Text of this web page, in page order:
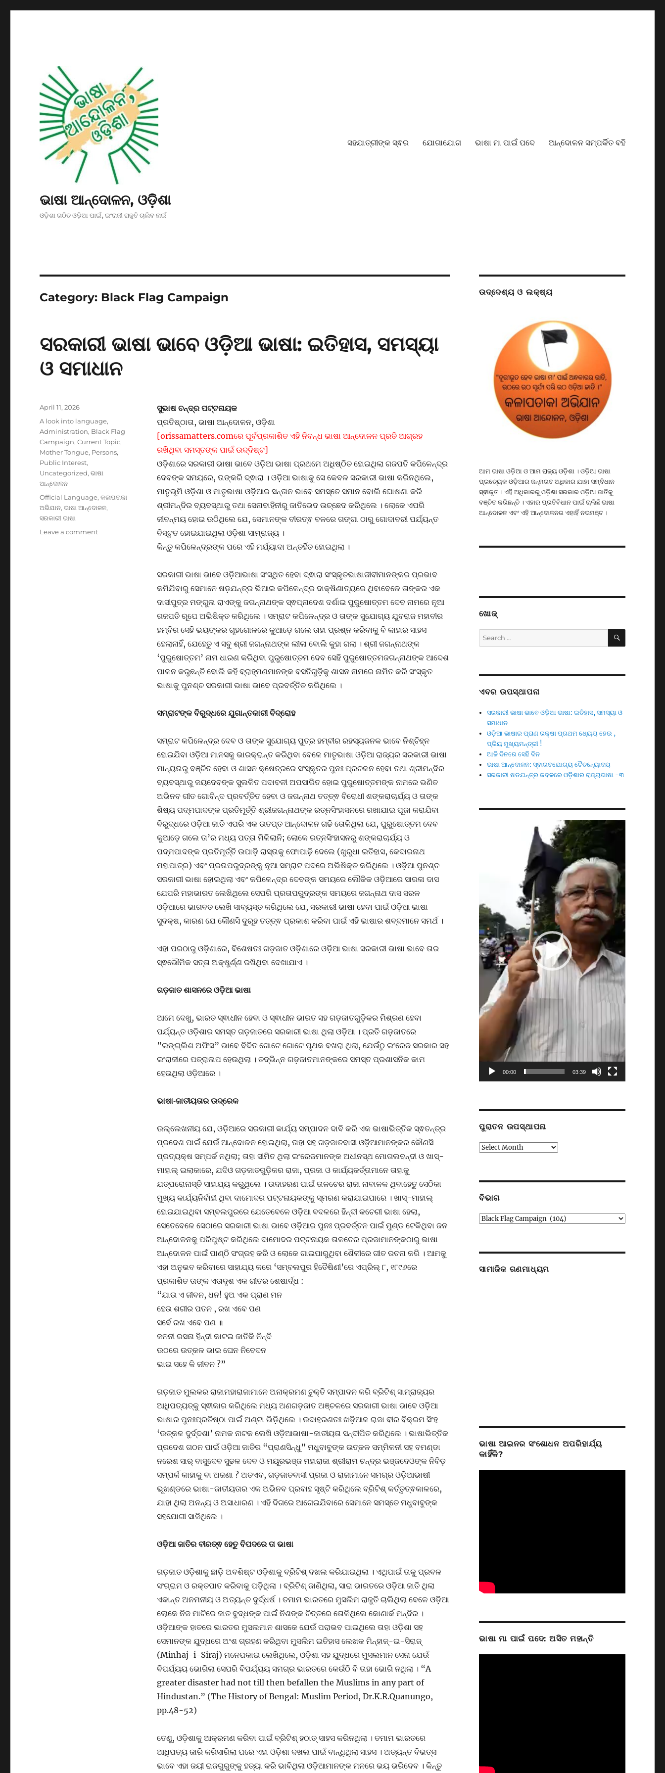
ଭାଷା ଆନ୍ଦୋଳନ, ଓଡ଼ିଶା
ଓଡ଼ିଶା ଗଠିତ ଓଡ଼ିଆ ପାଇଁ, ଇଂରାଜୀ ରାଜୁତି ଚାଲିବ ନାଇଁ
ସହଯାତ୍ରୀଙ୍କ ସ୍ଵର ଯୋଗାଯୋଗ ଭାଷା ମା ପାଇଁ ପଦେ ଆନ୍ଦୋଳନ ସମ୍ପର୍କିତ ବହି
Category: Black Flag Campaign
ସରକାରୀ ଭାଷା ଭାବେ ଓଡ଼ିଆ ଭାଷା: ଇତିହାସ, ସମସ୍ୟା
ଓ ସମାଧାନ
ସୁଭାଷ ଚନ୍ଦ୍ର ପଟ୍ଟନାୟକ
ପ୍ରତିଷ୍ଠାତା, ଭାଷା ଆନ୍ଦୋଳନ, ଓଡ଼ିଶା
[orissamatters.comରେ ପୂର୍ବପ୍ରକାଶିତ ଏହି ନିବନ୍ଧ ଭାଷା ଆନ୍ଦୋଳନ ପ୍ରତି ଆଗ୍ରହ
ରଖିଥିବା ସମସ୍ତଙ୍କ ପାଇଁ ଉଦ୍ଦିଷ୍ଟ]
ଓଡ଼ିଶାରେ ସରକାରୀ ଭାଷା ଭାବେ ଓଡ଼ିଆ ଭାଷା ପ୍ରଥମେ ଅଧିଷ୍ଠିତ ହୋଇଥିଲା ଗଜପତି କପିଳେନ୍ଦ୍ର
ଦେବଙ୍କ ସମୟରେ, ତାଙ୍କରି ଦ୍ଵାରା । ଓଡ଼ିଆ ଭାଷାକୁ ସେ କେବଳ ସରକାରୀ ଭାଷା କରିନଥିଲେ,
ମାତୃଭୂମି ଓଡ଼ିଶା ଓ ମାତୃଭାଷା ଓଡ଼ିଆର ସନ୍ତାନ ଭାବେ ସମସ୍ତେ ସମାନ ବୋଲି ଘୋଷଣା କରି
ଶ୍ରୀମନ୍ଦିର ବ୍ୟବସ୍ଥାରୁ ତଥା ସେନାବାହିନୀରୁ ଜାତିଭେଦ ଉଚ୍ଛେଦ କରିଥିଲେ । ଲୋକେ ଏପରି
ଜୀବନ୍ମୟ ହୋଇ ଉଠିଥିଲେ ଯେ, ସେମାନଙ୍କ ବୀରତ୍ଵ ବଳରେ ଗଙ୍ଗା ଠାରୁ ଗୋଦାବରୀ ପର୍ଯ୍ୟନ୍ତ
ବିସ୍ଟୃତ ହୋଇଯାଇଥିଲା ଓଡ଼ିଶା ସାମ୍ରାଜ୍ୟ ।
କିନ୍ତୁ କପିଳେନ୍ଦ୍ରଙ୍କ ପରେ ଏହି ମର୍ଯ୍ୟାଦା ଅନ୍ତର୍ହିତ ହୋଇଥିଲା ।
ସରକାରୀ ଭାଷା ଭାବେ ଓଡ଼ିଆଭାଷା ସଂସ୍ଥିତ ହେବା ଦ୍ଵାରା ସଂସ୍କୃତଭାଷାଜୀବୀମାନଙ୍କର ପ୍ରଭାବ
କମିଯିବାରୁ ସେମାନେ ଷଡ଼ଯନ୍ତ୍ର ଭିଆଇ କପିଳେନ୍ଦ୍ର ଦାକ୍ଷିଣାତ୍ୟରେ ଥିବାବେଳେ ତାଙ୍କର ଏକ
ଦାସୀପୁତ୍ର ମଙ୍ଗୁଳା ରାଏଙ୍କୁ ଜଗନ୍ନାଥଙ୍କ ସ୍ଵପ୍ନାଦେଶ ଦର୍ଶାଇ ପୁରୁଷୋତ୍ତମ ଦେବ ନାମରେ ନୂଆ
ଗଜପତି ରୂପେ ଅଭିଷିକ୍ତ କରିଥିଲେ । ସମ୍ରାଟ କପିଳେନ୍ଦ୍ର ଓ ତାଙ୍କ ସୁଯୋଗ୍ୟ ଯୁବରାଜ ମହାବୀର
ହମ୍ବିର ସେହି ଭୟଙ୍କର ଗୃହଗୋଳରେ କୁଆଡ଼େ ଗଲେ ତାହା ପ୍ରଶ୍ନ କରିବାକୁ ବି କାହାର ସାହସ
ହେଲାନାହିଁ, ଯେହେତୁ ଏ ସବୁ ଶ୍ରୀ ଜଗନ୍ନାଥଙ୍କ ଲୀଳା ବୋଲି କୁହା ଗଲା । ଶ୍ରୀ ଜଗନ୍ନାଥଙ୍କ
‘ପୁରୁଷୋତ୍ତମ’ ନାମ ଧାରଣ କରିଥିବା ପୁରୁଷୋତ୍ତମ ଦେବ ସେହି ପୁରୁଷୋତ୍ତମଜଗନ୍ନାଥଙ୍କ ଆଦେଶ
ପାଳନ କରୁଛନ୍ତି ବୋଲି କହି ବ୍ରାହ୍ମଣମାନଙ୍କ ବସତିଗୁଡ଼ିକୁ ଶାସନ ନାମରେ ନାମିତ କରି ସଂସ୍କୃତ
ଭାଷାକୁ ପୁନଶ୍ଚ ସରକାରୀ ଭାଷା ଭାବେ ପ୍ରବର୍ତ୍ତିତ କରିଥିଲେ ।
ସମ୍ରାଟଙ୍କ ବିରୁଦ୍ଧରେ ଯୁଗାନ୍ତକାରୀ ବିଦ୍ରୋହ
ସମ୍ରାଟ କପିଳେନ୍ଦ୍ର ଦେବ ଓ ତାଙ୍କ ସୁଯୋଗ୍ୟ ପୁତ୍ର ହମ୍ବୀର ରହସ୍ୟଜନକ ଭାବେ ନିଶ୍ଚିହ୍ନ
ହୋଇଯିବା ଓଡ଼ିଆ ମାନସକୁ ଭାରକ୍ରାନ୍ତ କରିଥିବା ବେଳେ ମାତୃଭାଷା ଓଡ଼ିଆ ରାଜ୍ୟର ସରକାରୀ ଭାଷା
ମାନ୍ୟତାରୁ ବଞ୍ଚିତ ହେବା ଓ ଶାସନ କ୍ଷେତ୍ରରେ ସଂସ୍କୃତର ପୁନଃ ପ୍ରଚଳନ ହେବା ତଥା ଶ୍ରୀମନ୍ଦିର
ବ୍ୟବସ୍ଥାରୁ ଜୟଦେବଙ୍କ ସୁଲଳିତ ପଦାବଳୀ ଅପସାରିତ ହୋଇ ପୁରୁଷୋତ୍ତମଙ୍କ ନାମରେ ଭଣିତ
ଅଭିନବ ଗୀତ ଗୋବିନ୍ଦ ପ୍ରବର୍ତ୍ତିତ ହେବା ଓ ଜଗନ୍ନାଥ ତତ୍ତ୍ଵ ବିରୋଧୀ ଶଙ୍କରାଚାର୍ଯ୍ୟ ଓ ତାଙ୍କ
ଶିଷ୍ୟ ପଦ୍ମପାଦଙ୍କ ପ୍ରତିମୂର୍ତ୍ତି ଶ୍ରୀଜଗନ୍ନାଥଙ୍କ ରତ୍ନସିଂହାସନରେ ରଖାଯାଇ ପୂଜା କରାଯିବା
ବିରୁଦ୍ଧରେ ଓଡ଼ିଆ ଜାତି ଏପରି ଏକ ଉତପ୍ତ ଆନ୍ଦୋଳନ ଗଢି ତୋଳିଥିଲା ଯେ, ପୁରୁଷୋତ୍ତମ ଦେବ
କୁଆଡ଼େ ଗଲେ ତା’ର ମଧ୍ୟ ପତ୍ତା ମିଳିଲାନି; ଲୋକେ ରତ୍ନସିଂହାସନରୁ ଶଙ୍କରାଚାର୍ଯ୍ୟ ଓ
ପଦ୍ମପାଦଙ୍କ ପ୍ରତିମୂର୍ତ୍ତି ଉପାଡ଼ି ରାସ୍ତାକୁ ଫୋପାଢ଼ି ଦେଲେ (ଖୁରୁଧା ଇତିହାସ, କେଦାରନାଥ
ମହାପାତ୍ର) ଏବଂ ପ୍ରତାପରୁଦ୍ରଙ୍କୁ ନୂଆ ସମ୍ରାଟ ପଦରେ ଅଭିଷିକ୍ତ କରିଥିଲେ । ଓଡ଼ିଆ ପୁନଶ୍ଚ
ସରକାରୀ ଭାଷା ହୋଇଥିଲା ଏବଂ କପିଳେନ୍ଦ୍ର ଦେବଙ୍କ ସମୟରେ ଲୌକିକ ଓଡ଼ିଆରେ ସାରଳା ଦାସ
ଯେପରି ମହାଭାରତ ଲେଖିଥିଲେ ସେପରି ପ୍ରତାପରୁଦ୍ରଙ୍କ ସମୟରେ ଜଗନ୍ନାଥ ଦାସ ସରଳ
ଓଡ଼ିଆରେ ଭାଗବତ ଲେଖି ସାବ୍ୟସ୍ତ କରିଥିଲେ ଯେ, ସରକାରୀ ଭାଷା ହେବା ପାଇଁ ଓଡ଼ିଆ ଭାଷା
ସୁଦକ୍ଷ, କାରଣ ଯେ କୌଣସି ଦୁରୂହ ତତ୍ତ୍ଵ ପ୍ରକାଶ କରିବା ପାଇଁ ଏହି ଭାଷାର ଶବ୍ଦମାନେ ସମର୍ଥ ।
ଏହା ପରଠାରୁ ଓଡ଼ିଶାରେ, ବିଶେଷତଃ ଗଡ଼ଜାତ ଓଡ଼ିଶାରେ ଓଡ଼ିଆ ଭାଷା ସରକାରୀ ଭାଷା ଭାବେ ତାର
ସ୍ଵଭୌମିକ ସତ୍ତା ଅକ୍ଷୁର୍ଣ୍ଣ ରଖିଥିବା ଦେଖାଯାଏ ।
ଗଡ଼ଜାତ ଶାସନରେ ଓଡ଼ିଆ ଭାଷା
ଆମେ ଦେଖୁ, ଭାରତ ସ୍ଵାଧୀନ ହେବା ଓ ସ୍ଵାଧୀନ ଭାରତ ସହ ଗଡ଼ଜାତଗୁଡ଼ିକର ମିଶ୍ରଣ ହେବା
ପର୍ଯ୍ୟନ୍ତ ଓଡ଼ିଶାର ସମସ୍ତ ଗଡ଼ଜାତରେ ସରକାରୀ ଭାଷା ଥିଲା ଓଡ଼ିଆ । ପ୍ରତି ଗଡ଼ଜାତରେ
”ଇଙ୍ଗ୍ଲିଶ ଅଫିସ” ଭାବେ ବିଦିତ ଗୋଟେ ଗୋଟେ ପୃଥକ ବଖରା ଥିଲା, ଯେଉଁଠୁ ଇଂରେଜ ସରକାର ସହ
ଇଂରାଜୀରେ ପତ୍ରାଳାପ ହେଉଥିଲା । ତଦ୍ଭିନ୍ନ ଗଡ଼ଜାତମାନଙ୍କରେ ସମସ୍ତ ପ୍ରଶାସନିକ କାମ
ହେଉଥିଲା ଓଡ଼ିଆରେ ।
ଭାଷା-ଜାତୀୟତାର ଉଦ୍ରେକ
ଉଲ୍ଲେଖନୀୟ ଯେ, ଓଡ଼ିଆରେ ସରକାରୀ କାର୍ଯ୍ୟ ସମ୍ପାଦନ ଦାବି କରି ଏକ ଭାଷାଭିତ୍ତିକ ସ୍ଵତନ୍ତ୍ର
ପ୍ରଦେଶ ପାଇଁ ଯେଉଁ ଆନ୍ଦୋଳନ ହୋଇଥିଲା, ତାହା ସହ ଗଡ଼ଜାତବାସୀ ଓଡ଼ିଆମାନଙ୍କର କୌଣସି
ପ୍ରତ୍ୟକ୍ଷ ସମ୍ପର୍କ ନଥିଲା; ତାହା ସୀମିତ ଥିଲା ଇଂରେଜମାନଙ୍କ ଅଧୀନସ୍ଥ ମୋଗଲବନ୍ଦୀ ଓ ଖାସ୍-
ମାହାଲ୍ ଇଲାକାରେ, ଯଦିଓ ଗଡ଼ଜାତଗୁଡ଼ିକର ରାଜା, ପ୍ରଜା ଓ କାର୍ଯ୍ୟକର୍ତ୍ତାମାନେ ତାହାକୁ
ଯତ୍ପରୋନାସ୍ତି ସାହାଯ୍ୟ କରୁଥିଲେ । ଉଦାହରଣ ପାଇଁ ତାଳଚେର ରାଜା ନାବାଳକ ଥିବାହେତୁ ସେଠିକା
ମୁଖ୍ୟ କାର୍ଯ୍ୟନିର୍ବାହୀ ଥିବା ଦାମୋଦର ପଟ୍ଟନାୟକଙ୍କୁ ସ୍ମରଣ କରାଯାଇପାରେ । ଖାସ୍-ମାହାଲ୍
ହୋଇଯାଇଥିବା ସମ୍ବଲପୁରରେ ଯେତେବେଳେ ଓଡ଼ିଆ ବଦଳରେ ହିନ୍ଦୀ କଚେରୀ ଭାଷା ହେଲା,
ସେତେବେଳେ ସେଠାରେ ସରକାରୀ ଭାଷା ଭାବେ ଓଡ଼ିଆର ପୁନଃ ପ୍ରବର୍ତ୍ତନ ପାଇଁ ମୁଣ୍ଡ ଟେକିଥିବା ଜନ
ଆନ୍ଦୋଳନକୁ ପରିପୁଷ୍ଟ କରିଥିଲେ ଦାମୋଦର ପଟ୍ଟନାୟକ ତାଳଚେର ପ୍ରଜାମାନଙ୍କଠାରୁ ଭାଷା
ଆନ୍ଦୋଳନ ପାଇଁ ପାଣ୍ଠି ସଂଗ୍ରହ କରି ଓ ଲୋକେ ଗାଇପାରୁଥିବା ଶୈଳୀରେ ଗୀତ ରଚନା କରି । ଆମକୁ
ଏହା ଅନୁଭବ କରିବାରେ ସାହାଯ୍ୟ କରେ ‘ସମ୍ବଲପୁର ହିତୈଷିଣୀ’ରେ ଏପ୍ରିଲ୍ ୮, ୧୮୯୬ରେ
ପ୍ରକାଶିତ ତାଙ୍କ ଏତାଦୃଶ ଏକ ଗୀତର ଶେଷାର୍ଦ୍ଧ :
“ଯାଉ ଏ ଜୀବନ, ଧନ! ହୁଅ ଏକ ପ୍ରାଣ ମନ
ହେଉ ଶରୀର ପତନ , ରଖ ଏବେ ପଣ
ସର୍ବେ ରଖ ଏବେ ପଣ ॥
ଜନନୀ ରସନା ହିନ୍ଦୀ କାଟଇ ଜାତିକି ନିନ୍ଦି
ଉଠରେ ଉତ୍କଳ ଭାଇ ଘେନ ନିବେଦନ
ଭାଇ ସହେ କି ଜୀବନ ?”
ଗଡ଼ଜାତ ମୁଲକର ରାଜାମହାରାଜାମାନେ ଅନାକ୍ରମଣ ଚୁକ୍ତି ସମ୍ପାଦନ କରି ବ୍ରିଟିଶ୍ ସାମ୍ରାଜ୍ୟର
ଆଧିପତ୍ୟତ୍କୁ ସ୍ଵୀକାର କରିଥିଲେ ମଧ୍ୟ ଅଣଗଡ଼ଜାତ ଅଞ୍ଚଳରେ ସରକାରୀ ଭାଷା ଭାବେ ଓଡ଼ିଆ
ଭାଷାର ପୁନଃପ୍ରତିଷ୍ଠା ପାଇଁ ଅଣ୍ଟା ଭିଡ଼ିଥିଲେ । ଉଦାହରଣତଃ ଖଡ଼ିଆଳ ରାଜା ବୀର ବିକ୍ରମ ସିଂହ
‘ଉତ୍କଳ ଦୁର୍ଦ୍ଦଶା’ ନାମକ ନାଟକ ଲେଖି ଓଡ଼ିଆଭାଷା-ଜାତୀୟତା ସନ୍ଦୀପିତ କରିଥିଲେ । ଭାଷାଭିତ୍ତିକ
ପ୍ରଦେଶ ଗଠନ ପାଇଁ ଓଡ଼ିଆ ଜାତିର “ପ୍ରାଣସିନ୍ଧୁ” ମଧୁବାବୁଙ୍କ ଉତ୍କଳ ସମ୍ମିଳନୀ ସହ ବମଣ୍ଡା
ନରେଶ ସାର୍ ବାସୁଦେବ ସୁଢଳ ଦେବ ଓ ମୟୂରଭଞ୍ଜ ମହାରାଜା ଶ୍ରୀରାମ ଚନ୍ଦ୍ର ଭଞ୍ଜଦେଓଙ୍କ ନିବିଡ଼
ସମ୍ପର୍କ କାହାକୁ ବା ଅଜଣା ? ଅତଏବ, ଗଡ଼ଜାତବାସୀ ପ୍ରଜା ଓ ରାଜାମାନେ ସମଗ୍ର ଓଡ଼ିଆଭାଷୀ
ଭୂଖଣ୍ଡରେ ଭାଷା-ଜାତୀୟତାର ଏକ ଅଭିନବ ପ୍ରବାହ ସୃଷ୍ଟି କରିଥିଲେ ବ୍ରିଟିଶ୍ କର୍ତ୍ତୃତ୍ଵକାଳରେ,
ଯାହା ଥିଲା ଅନନ୍ୟ ଓ ଅସାଧାରଣ । ଏହି ଦିଗରେ ଆଗେଇଯିବାରେ ସେମାନେ ସମସ୍ତେ ମଧୁବାବୁଙ୍କ
ସହଯୋଗୀ ସାଜିଥିଲେ ।
ଓଡ଼ିଆ ଜାତିର ବୀରତ୍ଵ ହେତୁ ବିପଦରେ ତା ଭାଷା
ଗଡ଼ଜାତ ଓଡ଼ିଶାକୁ ଛାଡ଼ି ଅବଶିଷ୍ଟ ଓଡ଼ିଶାକୁ ବ୍ରିଟିଶ୍ ଦଖଲ କରିଯାଇଥିଲା । ଏଥିପାଇଁ ତାକୁ ପ୍ରବଳ
ସଂଗ୍ରାମ ଓ ରକ୍ତପାତ କରିବାକୁ ପଡ଼ିଥିଲା । ବ୍ରିଟିଶ୍ ଜାଣିଥିଲା, ସାରା ଭାରତରେ ଓଡ଼ିଆ ଜାତି ଥିଲା
ଏକାନ୍ତ ଅନମନୀୟ ଓ ଅତ୍ୟନ୍ତ ଦୁର୍ଦ୍ଧର୍ଷ । ତମାମ ଭାରତରେ ମୁସଲିମ ରାଜୁତି ଚାଲିଥିଲା ବେଳେ ଓଡ଼ିଆ
ଲୋକେ ନିଜ ମାଟିରେ ଜାତ ବୁଦ୍ଧଙ୍କ ପାଇଁ ନିଶଙ୍କ ଚିତ୍ତରେ ତୋଳିଥିଲେ କୋଣାର୍କ ମନ୍ଦିର ।
ଓଡ଼ିଆଙ୍କ ହାତରେ ଭାରତର ମୁସଲମାନ ଶାସକେ ଯେଉଁ ପରାଭବ ପାଇଥିଲେ ତାହା ଓଡ଼ିଶା ସହ
ସେମାନଙ୍କ ଯୁଦ୍ଧରେ ଅଂଶ ଗ୍ରହଣ କରିଥିବା ମୁସଲିମ ଇତିହାସ ଲେଖକ ମିନ୍ହାଜ୍-ଇ-ସିରାଜ୍
(Minhaj-i-Siraj) ମନେପକାଇ ଲେଖିଥିଲେ, ଓଡ଼ିଶା ସହ ଯୁଦ୍ଧରେ ମୁସଲମାନ ସେନା ଯେଉଁ
ବିପର୍ଯ୍ୟୟ ଭୋଗିଲା ସେପରି ବିପର୍ଯ୍ୟୟ ସମଗ୍ର ଭାରତରେ କେଉଁଠି ବି ତାହା ଭୋଗି ନଥିଲା । “A
greater disaster had not till then befallen the Muslims in any part of
Hindustan.” (The History of Bengal: Muslim Period, Dr.K.R.Quanungo,
pp.48-52)
ତେଣୁ, ଓଡ଼ିଶାକୁ ଆକ୍ରମଣ କରିବା ପାଇଁ ବ୍ରିଟିଶ୍ ହଠାତ୍ ସାହସ କରିନଥିଲା । ତମାମ ଭାରତରେ
ଆଧିପତ୍ୟ ଜାରି କରିସାରିଲା ପରେ ଏହା ଓଡ଼ିଶା ଦଖଲ ପାଇଁ ବାନ୍ଧିଥିଲା ସାହସ । ଅତ୍ୟନ୍ତ ବିଭତ୍ସ
ଭାବେ ଏହା ଜୟୀ ରାଜଗୁରୁଙ୍କୁ ହତ୍ୟା କରି ଭାବିଥିଲା ଓଡ଼ିଆମାନଙ୍କ ମନରେ ଭୟ ଭରିଦେବ । କିନ୍ତୁ
Posted
on
April 11, 2026
Categories
A look into language,
Administration, Black Flag
Campaign,Current Topic,
Mother Tongue, Persons,
Public Interest,
Uncategorized,ଭାଷା
ଆନ୍ଦୋଳନ
Tags
Official Language,କଳାପତାକା
ଅଭିଯାନ,ଭାଷା ଆନ୍ଦୋଳନ,
ସରକାରୀ ଭାଷା
Leave a commenton
ଉଦ୍ଦେଶ୍ୟ ଓ ଲକ୍ଷ୍ୟ
ଆମ ଭାଷା ଓଡ଼ିଆ ଓ ଆମ ରାଜ୍ୟ ଓଡ଼ିଶା । ଓଡ଼ିଆ ଭାଷା
ପ୍ରତ୍ୟେକ ଓଡ଼ିଆର ଜନ୍ମଗତ ଅଧିକାର ଯାହା ସମ୍ବିଧାନ
ସ୍ଵୀକୃତ । ଏହି ଅଧିକାରରୁ ଓଡ଼ିଶା ସରକାର ଓଡ଼ିଆ ଜାତିକୁ
ବଞ୍ଚିତ କରିଛନ୍ତି । ଏହାର ପ୍ରତିବିଧାନ ପାଇଁ ଚାଲିଛି ଭାଷା
ଆନ୍ଦୋଳନ ଏବଂ ଏହି ଆନ୍ଦୋଳନର ଏହାହିଁ ନଭମଞ୍ଚ ।
ଖୋଜ୍
Search
for:
SEARCH
ଏବର ଉପସ୍ଥାପନା
ସରକାରୀ ଭାଷା ଭାବେ ଓଡ଼ିଆ ଭାଷା: ଇତିହାସ, ସମସ୍ୟା ଓ
ସମାଧାନ
ଓଡ଼ିଆ ଭାଷାର ପ୍ରାଣ ରକ୍ଷା ପ୍ରଥମ ଧ୍ୟେୟ ହେଉ ,
ପ୍ରିୟ ମୁଖ୍ୟମନ୍ତ୍ରୀ !
ଆଜି ଦିନରେ ସେହି ଦିନ
ଭାଷା ଆନ୍ଦୋଳନ: ସ୍ବାଗତଯୋଗ୍ୟ ଚୈତନ୍ୟୋଦୟ
ସରକାରୀ ଷଡଯନ୍ତ୍ର କବଳରେ ଓଡ଼ିଶାର ରାଜ୍ୟଭାଷା -୩
00:00 03:39
ପୁରାତନ ଉପସ୍ଥାପନା
ପୁରାତନ
ବିଭାଗ
ବିଭାଗ
ସାମାଜିକ ଗଣମାଧ୍ୟମ
ଭାଷା ଆଇନର ସଂଶୋଧନ ଅପରିହାର୍ଯ୍ୟ
କାହିଁକି?
ଭାଷା ମା ପାଇଁ ପଦେ: ଅସିତ ମହାନ୍ତି